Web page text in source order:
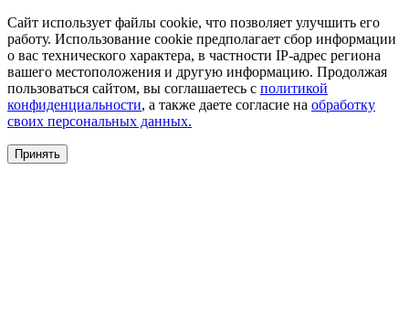
Сайт использует файлы cookie, что позволяет улучшить его
работу. Использование cookie предполагает сбор информации
о вас технического характера, в частности IP-адрес региона
вашего местоположения и другую информацию. Продолжая
пользоваться сайтом, вы соглашаетесь с политикой
конфиденциальности, а также даете согласие на обработку
своих персональных данных.
Принять